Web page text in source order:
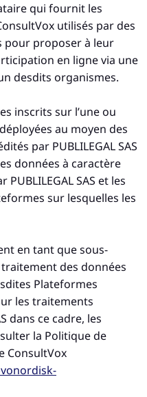
qui fournit les
utilisés par des
pour proposer à leur
en ligne via une
desdits organismes.
inscrits sur l’une ou
au moyen des
par PUBLILEGAL SAS
données à caractère
SAS et les
sur lesquelles les
en tant que sous-
des données
Plateformes
les traitements
dans ce cadre, les
la Politique de
ConsultVox